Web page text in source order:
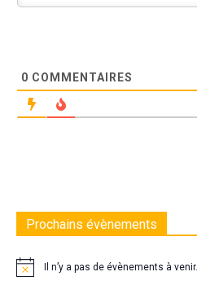
0 COMMENTAIRES
Prochains évènements
Il n’y a pas de évènements à venir.